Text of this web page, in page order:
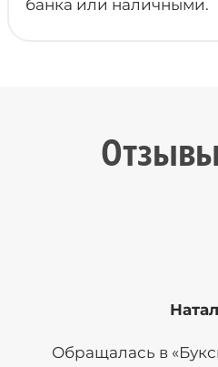
банка или наличными.
Обращалась в